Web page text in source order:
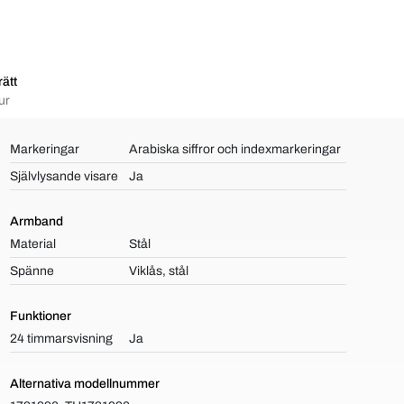
Markeringar
Arabiska siffror och indexmarkeringar
Självlysande visare
Ja
Armband
Material
Stål
Spänne
Viklås, stål
Funktioner
24 timmarsvisning
Ja
Alternativa modellnummer